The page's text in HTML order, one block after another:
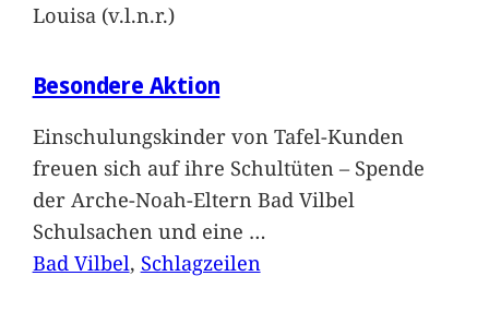
Louisa (v.l.n.r.)
Besondere Aktion
Einschulungskinder von Tafel-Kunden
freuen sich auf ihre Schultüten – Spende
der Arche-Noah-Eltern Bad Vilbel
Schulsachen und eine …
Bad Vilbel, Schlagzeilen